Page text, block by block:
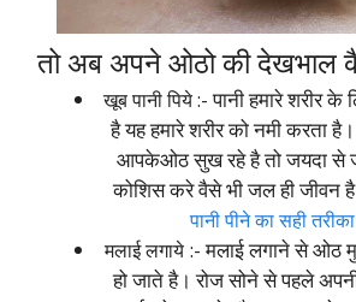
तो अब अपनेओठो कीदेखभाल
खूब पानी पिये :-पानी हमारे शरीर
है यह हमारे शरीर को नमी करता
आपकेओठ सुख रहे है तो जयदा से
कोशिस करे वैसे भी जल ही जीवन
पानी पीने का सही
मलाई लगाये:- मलाई लगाने से ओठ
हो जाते है। रोज सोने से पहले